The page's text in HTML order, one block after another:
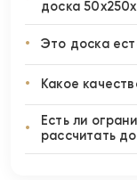
доска
Это доска
Какое
Есть ли
рассчитать